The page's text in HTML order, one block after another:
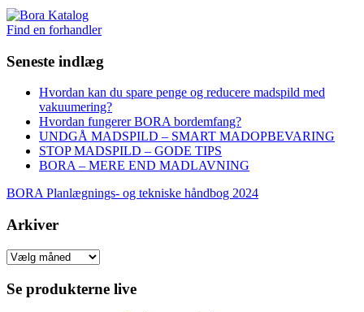
Find en forhandler
Seneste indlæg
Hvordan kan du spare penge og reducere madspild med
vakuumering?
Hvordan fungerer BORA bordemfang?
UNDGÅ MADSPILD – SMART MADOPBEVARING
STOP MADSPILD – GODE TIPS
BORA – MERE END MADLAVNING
BORA Planlægnings- og tekniske håndbog 2024
Arkiver
Arkiver
Se produkterne live